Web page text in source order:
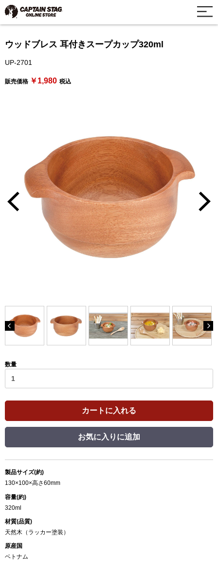
ウッドブレス 耳付きスープカップ320ml
UP-2701
販売価格 ￥1,980 税込
数量
カートに入れる
お気に入りに追加
製品サイズ(約)
130×100×高さ60mm
容量(約)
320ml
材質(品質)
天然木（ラッカー塗装）
原産国
ベトナム